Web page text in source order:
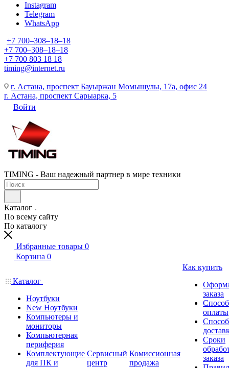
Instagram
Telegram
WhatsApp
+7 700‒308‒18‒18
+7 700‒308‒18‒18
+7 700 803 18 18
timing@internet.ru
г. Астана, проспект Бауыржан Момышулы, 17а, офис 24
г. Астана, проспект Сарыарка, 5
Войти
TIMING - Ваш надежный партнер в мире техники
Каталог
По всему сайту
По каталогу
Избранные товары 0
Корзина 0
Каталог
Ноутбуки
New Ноутбуки
Компьютеры и
мониторы
Компьютерная
периферия
Комплектующие
для ПК и
Сервисный
центр
Комиссионная
продажа
Как купить
заказа
оплаты
Сроки
заказа